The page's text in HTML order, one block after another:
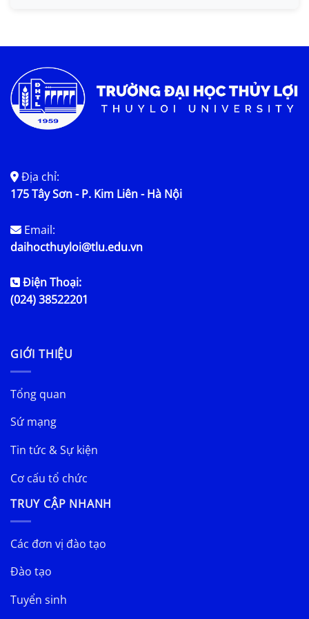
Tin tức chung
Địa chỉ:
175 Tây Sơn - P. Kim Liên - Hà Nội
Email:
daihocthuyloi@tlu.edu.vn
Điện Thoại:
(024) 38522201
GIỚI THIỆU
Tổng quan
Sứ mạng
Tin tức & Sự kiện
Cơ cấu tổ chức
TRUY CẬP NHANH
Các đơn vị đào tạo
Đào tạo
Tuyển sinh